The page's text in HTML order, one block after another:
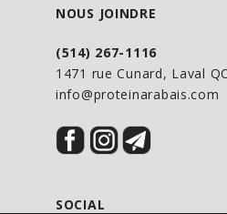
NOUS JOINDRE
(514) 267-1116
1471 rue Cunard, Laval
info@proteinarabais.com
SOCIAL